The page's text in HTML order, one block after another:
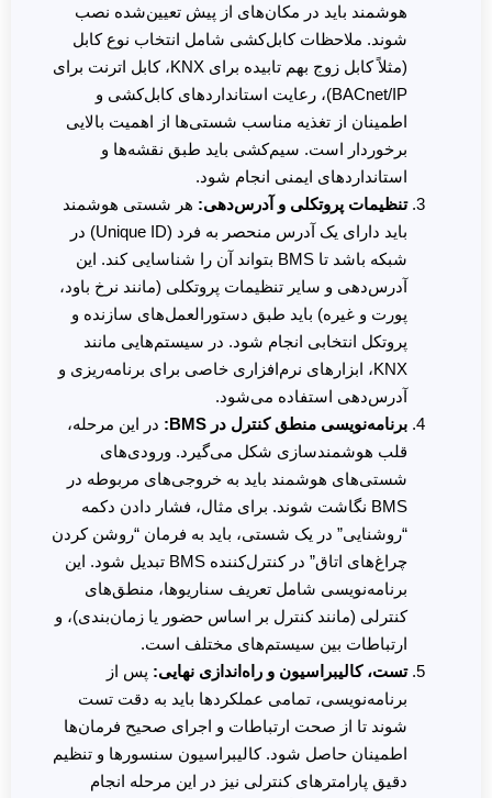
هوشمند باید در مکان‌های از پیش تعیین‌شده نصب
شوند. ملاحظات کابل‌کشی شامل انتخاب نوع کابل
(مثلاً کابل زوج بهم تابیده برای KNX، کابل اترنت برای
BACnet/IP)، رعایت استانداردهای کابل‌کشی و
اطمینان از تغذیه مناسب شستی‌ها از اهمیت بالایی
برخوردار است. سیم‌کشی باید طبق نقشه‌ها و
استانداردهای ایمنی انجام شود.
تنظیمات پروتکلی و آدرس‌دهی: هر شستی هوشمند
باید دارای یک آدرس منحصر به فرد (Unique ID) در
شبکه باشد تا BMS بتواند آن را شناسایی کند. این
آدرس‌دهی و سایر تنظیمات پروتکلی (مانند نرخ باود،
پورت و غیره) باید طبق دستورالعمل‌های سازنده و
پروتکل انتخابی انجام شود. در سیستم‌هایی مانند
KNX، ابزارهای نرم‌افزاری خاصی برای برنامه‌ریزی و
آدرس‌دهی استفاده می‌شود.
برنامه‌نویسی منطق کنترل در BMS:
در این مرحله،
قلب هوشمندسازی شکل می‌گیرد. ورودی‌های
شستی‌های هوشمند باید به خروجی‌های مربوطه در
BMS نگاشت شوند. برای مثال، فشار دادن دکمه
“روشنایی” در یک شستی، باید به فرمان “روشن کردن
چراغ‌های اتاق” در کنترل‌کننده BMS تبدیل شود. این
برنامه‌نویسی شامل تعریف سناریوها، منطق‌های
کنترلی (مانند کنترل بر اساس حضور یا زمان‌بندی)، و
ارتباطات بین سیستم‌های مختلف است.
تست، کالیبراسیون و راه‌اندازی نهایی: پس از
برنامه‌نویسی، تمامی عملکردها باید به دقت تست
شوند تا از صحت ارتباطات و اجرای صحیح فرمان‌ها
اطمینان حاصل شود. کالیبراسیون سنسورها و تنظیم
دقیق پارامترهای کنترلی نیز در این مرحله انجام